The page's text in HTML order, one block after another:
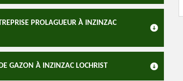
PROLAGUEUR À INZINZAC
GAZON À INZINZAC LOCHRIST